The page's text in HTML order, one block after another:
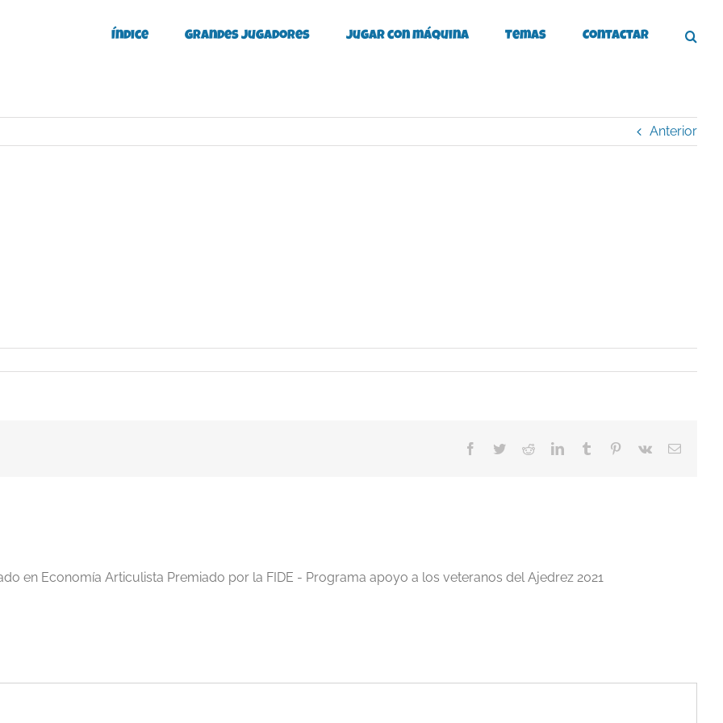
Índice Grandes Jugadores Jugar con máquina Temas Contactar
Anterior
Facebook
TwitterRedditLinkedInTumblr Pinterest
Vk
Correo
en Economía Articulista Premiado por la FIDE - Programa apoyo a los veteranos del Ajedrez 2021